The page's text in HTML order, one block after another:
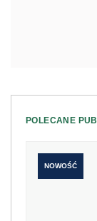
POLECANE
NOWOŚĆ